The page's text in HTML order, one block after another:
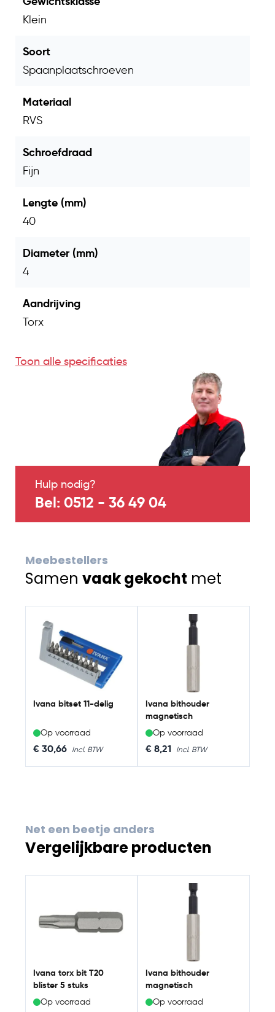
Klein
Soort
Spaanplaatschroeven
Materiaal
RVS
Schroefdraad
Fijn
Lengte (mm)
40
Diameter (mm)
4
Aandrijving
Torx
Toon alle specificaties
Hulp nodig?
Bel: 0512 - 36 49 04
Meebestellers
Samen vaak gekocht met
Navigating through the elements of the carousel is
Press to skip carousel
Ivana bitset 11-delig
Op voorraad
€ 30,66
Ivana bithouder
magnetisch
Op voorraad
€ 8,21
Net een beetje anders
Vergelijkbare producten
Navigating through the elements of the carousel is
Press to skip carousel
Ivana torx bit T20
blister 5 stuks
Op voorraad
Ivana bithouder
magnetisch
Op voorraad